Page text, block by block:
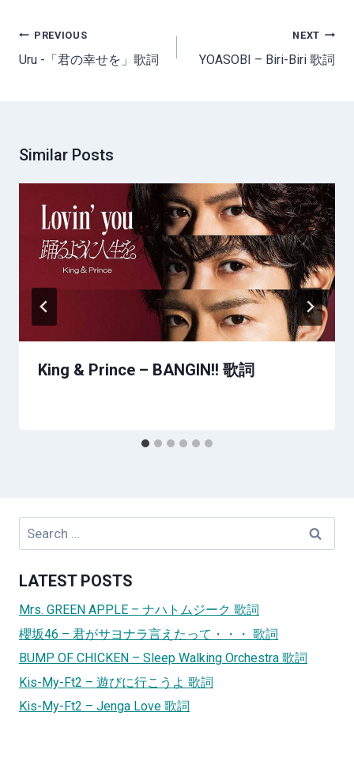
Post
navigation
PREVIOUS
Uru -「君の幸せを」歌詞
NEXT
YOASOBI – Biri-Biri 歌詞
Similar Posts
King & Prince – BANGIN!! 歌詞
Search
LATEST POSTS
Mrs. GREEN APPLE – ナハトムジーク 歌詞
櫻坂46 – 君がサヨナラ言えたって・・・ 歌詞
BUMP OF CHICKEN – Sleep Walking Orchestra 歌詞
Kis-My-Ft2 – 遊びに行こうよ 歌詞
Kis-My-Ft2 – Jenga Love 歌詞